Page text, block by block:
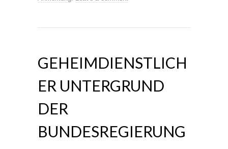
GEHEIMDIENSTLICH
ER UNTERGRUND
DER
BUNDESREGIERUNG